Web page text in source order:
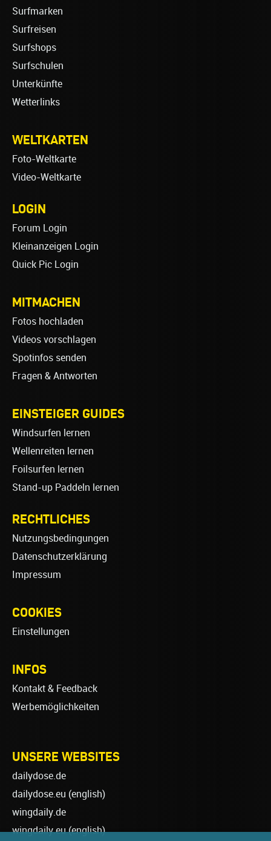
Surfmarken
Surfreisen
Surfshops
Surfschulen
Unterkünfte
Wetterlinks
WELTKARTEN
Foto-Weltkarte
Video-Weltkarte
LOGIN
Forum Login
Kleinanzeigen Login
Quick Pic Login
MITMACHEN
Fotos hochladen
Videos vorschlagen
Spotinfos senden
Fragen & Antworten
EINSTEIGER GUIDES
Windsurfen lernen
Wellenreiten lernen
Foilsurfen lernen
Stand-up Paddeln lernen
RECHTLICHES
Nutzungsbedingungen
Datenschutzerklärung
Impressum
COOKIES
Einstellungen
INFOS
Kontakt & Feedback
Werbemöglichkeiten
UNSERE WEBSITES
dailydose.de
dailydose.eu (english)
wingdaily.de
wingdaily.eu(english)